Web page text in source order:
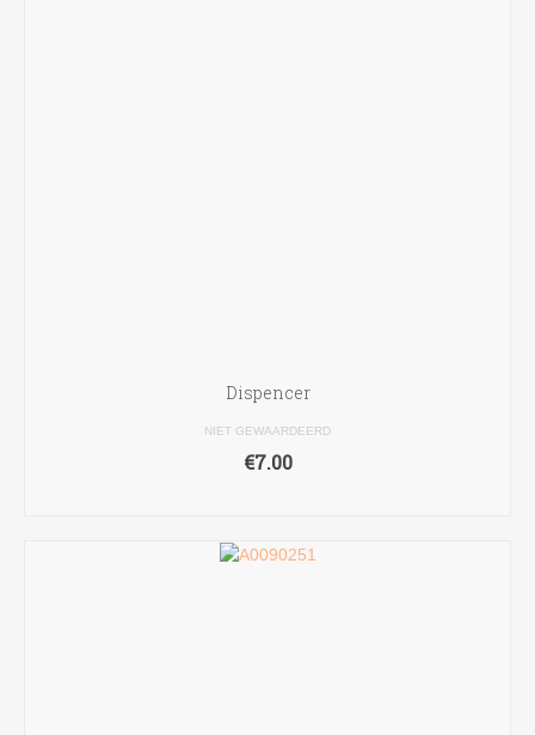
Dispencer
NIET GEWAARDEERD
€7.00